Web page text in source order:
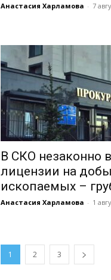
Анастасия Харламова - 7
В СКО незаконно
лицензии на
ископаемых –
Анастасия Харламова - 1
1 2 3